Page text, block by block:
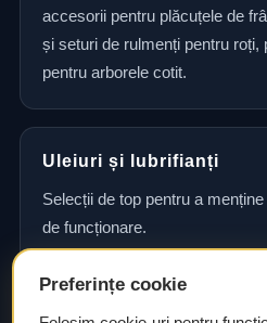
accesorii pentru plăcuțele de
și seturi de rulmenți pentru
pentru arborele cotit.
Uleiuri și lubrifianți
Selecții de top pentru a
de funcționare.
Consultanță și
Preferințe cookie